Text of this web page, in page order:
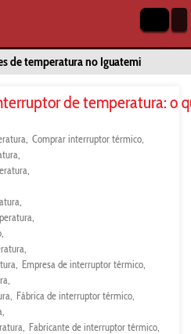
de temperatura no Iguatemi
de temperatura: o
Comprar interruptor térmico
Empresa de interruptor térmico
Fábrica de interruptor térmico
Fabricante de interruptor térmico